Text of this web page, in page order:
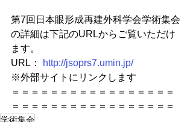
第7回日本眼形成再建外科学会学術集会
の詳細は下記のURLからご覧いただけ
ます。
URL：
http://jsoprs7.umin.jp/
※外部サイトにリンクします
＝＝＝＝＝＝＝＝＝＝＝＝＝＝＝＝＝
＝＝＝＝＝＝＝＝＝＝＝＝＝＝＝＝＝
学術集会